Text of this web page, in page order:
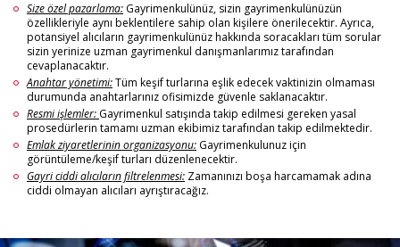
Size özel pazarlama: Gayrimenkulünüz, sizin gayrimenkulünüzün
özellikleriyle aynı beklentilere sahip olan kişilere önerilecektir. Ayrıca,
potansiyel alıcıların gayrimenkulünüz hakkında soracakları tüm sorular
sizin yerinize uzman gayrimenkul danışmanlarımız tarafından
cevaplanacaktır.
Anahtar yönetimi:Tüm keşif turlarına eşlik edecek vaktinizin olmaması
durumunda anahtarlarınız ofisimizde güvenle saklanacaktır.
Resmi işlemler: Gayrimenkul satışında takip edilmesi gereken yasal
prosedürlerin tamamı uzman ekibimiz tarafından takip edilmektedir.
Emlak ziyaretlerinin organizasyonu: Gayrimenkulunuz için
görüntüleme/keşif turları düzenlenecektir.
Gayri ciddi alıcıların filtrelenmesi: Zamanınızı boşa harcamamak adına
ciddi olmayan alıcıları ayrıştıracağız.